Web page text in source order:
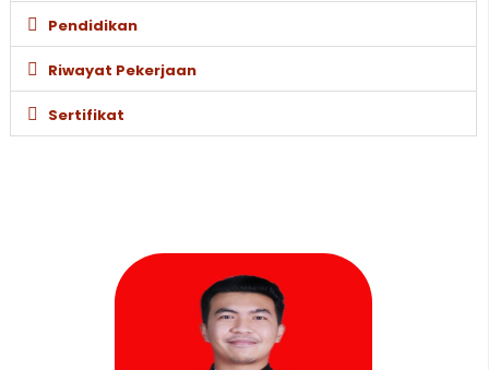
Pendidikan
Riwayat Pekerjaan
Sertifikat